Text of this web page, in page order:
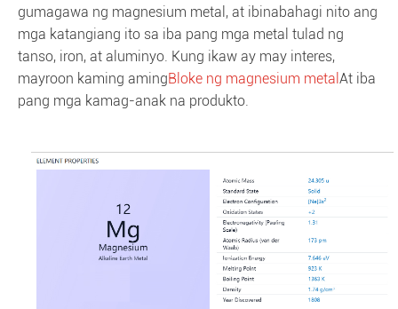
gumagawa ng magnesium metal, at ibinabahagi nito ang
mga katangiang ito sa iba pang mga metal tulad ng
tanso, iron, at aluminyo. Kung ikaw ay may interes,
mayroon kaming amingBloke ng magnesium metal At iba
pang mga kamag-anak na produkto.